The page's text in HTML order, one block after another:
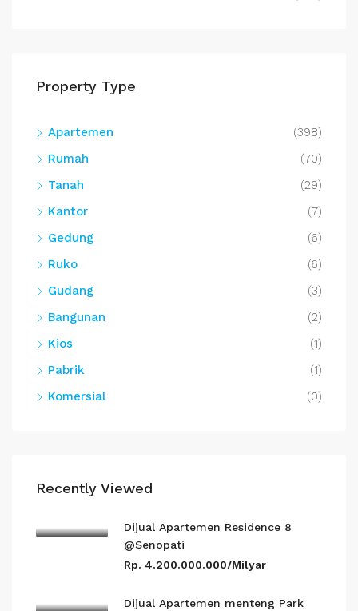
Property Type
Apartemen
(398)
Rumah
(70)
Tanah
(29)
Kantor
(7)
Gedung
(6)
Ruko
(6)
Gudang
(3)
Bangunan
(2)
Kios
(1)
Pabrik
(1)
Komersial
(0)
Recently Viewed
Dijual Apartemen Residence 8
@Senopati
Rp. 4.200.000.000/Milyar
Dijual Apartemen menteng Park